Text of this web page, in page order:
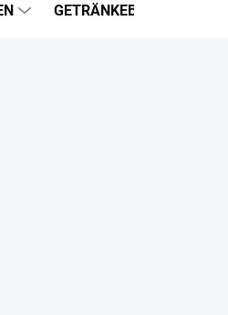
GETRÄNKEBECHER